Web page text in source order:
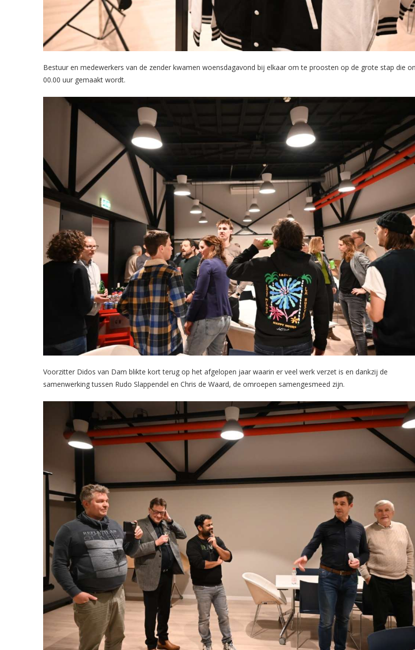
Bestuur en medewerkers van de zender kwamen woensdagavond bij elkaar om te proosten op de grote stap die
00.00 uur gemaakt wordt.
Voorzitter Didos van Dam blikte kort terug op het afgelopen jaar waarin er veel werk verzet is en dankzij de
samenwerking tussen Rudo Slappendel en Chris de Waard, de omroepen samengesmeed zijn.